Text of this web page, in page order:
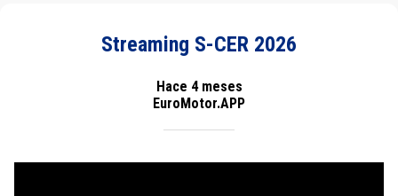
Streaming S-CER 2026
Hace 4 meses
EuroMotor.APP